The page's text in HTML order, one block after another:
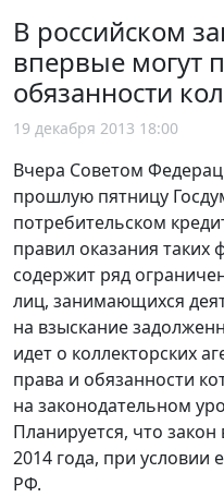
В российском
впервые могут
обязанности
19 декабря 2013 18:00
Вчера Советом
прошлую пятницу
потребительском
правил оказания таких
содержит ряд
лиц, занимающихся
на взыскание
идет о коллекторских
права и обязанности
на законодательном
Планируется, что закон
2014 года, при условии
РФ.